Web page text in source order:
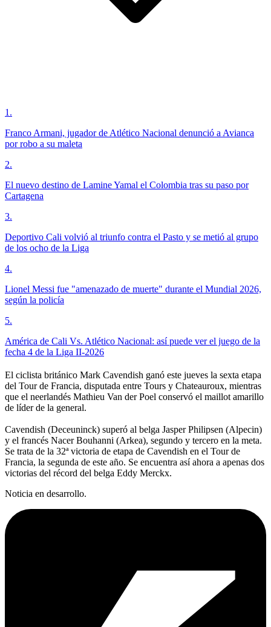
1 .
Franco Armani, jugador de Atlético Nacional denunció a Avianca
por robo a su maleta
2.
El nuevo destino de Lamine Yamal el Colombia tras su paso por
Cartagena
3.
Deportivo Cali volvió al triunfo contra el Pasto y se metió al grupo
de los ocho de la Liga
4.
Lionel Messi fue "amenazado de muerte" durante el Mundial 2026,
según la policía
5.
América de Cali Vs. Atlético Nacional: así puede ver el juego de la
fecha 4 de la Liga II-2026
El ciclista británico Mark Cavendish ganó este jueves la sexta etapa
del Tour de Francia, disputada entre Tours y Chateauroux, mientras
que el neerlandés Mathieu Van der Poel conservó el maillot amarillo
de líder de la general.
Cavendish (Deceuninck) superó al belga Jasper Philipsen (Alpecin)
y el francés Nacer Bouhanni (Arkea), segundo y tercero en la meta.
Se trata de la 32ª victoria de etapa de Cavendish en el Tour de
Francia, la segunda de este año. Se encuentra así ahora a apenas dos
victorias del récord del belga Eddy Merckx.
Noticia en desarrollo.